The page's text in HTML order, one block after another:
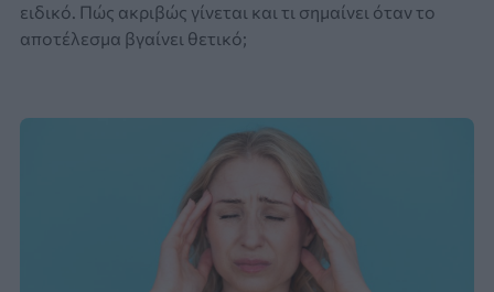
ειδικό. Πώς ακριβώς γίνεται και τι σημαίνει όταν το
αποτέλεσμα βγαίνει θετικό;